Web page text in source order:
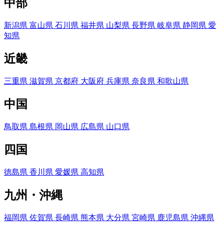
中部
新潟県 富山県 石川県 福井県 山梨県 長野県 岐阜県 静岡県 愛
知県
近畿
三重県 滋賀県 京都府 大阪府 兵庫県 奈良県 和歌山県
中国
鳥取県 島根県 岡山県 広島県 山口県
四国
徳島県 香川県 愛媛県 高知県
九州・沖縄
福岡県 佐賀県 長崎県 熊本県 大分県 宮崎県 鹿児島県 沖縄県